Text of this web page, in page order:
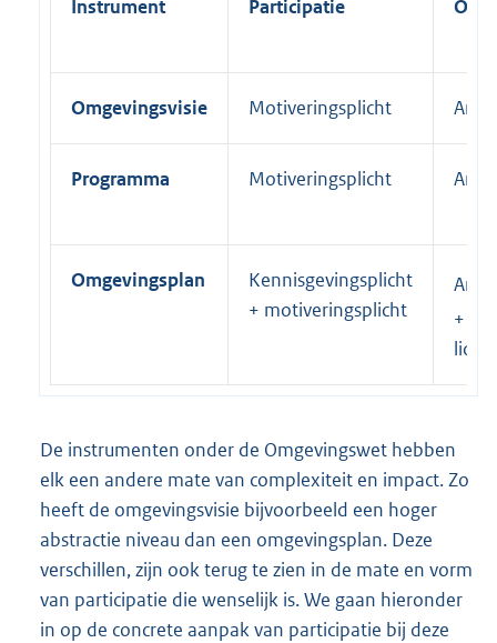
Instrument Participatie
Omgevingsvisie Motiveringsplicht
Programma Motiveringsplicht
Omgevingsplan
Kennisgevingsplicht
+ motiveringsplicht
+
lid
De instrumenten onder de Omgevingswet hebben
elk een andere mate van complexiteit en impact. Zo
heeft de omgevingsvisie bijvoorbeeld een hoger
abstractie niveau dan een omgevingsplan. Deze
verschillen, zijn ook terug te zien in de mate en vorm
van participatie die wenselijk is. We gaan hieronder
in op de concrete aanpak van participatie bij deze